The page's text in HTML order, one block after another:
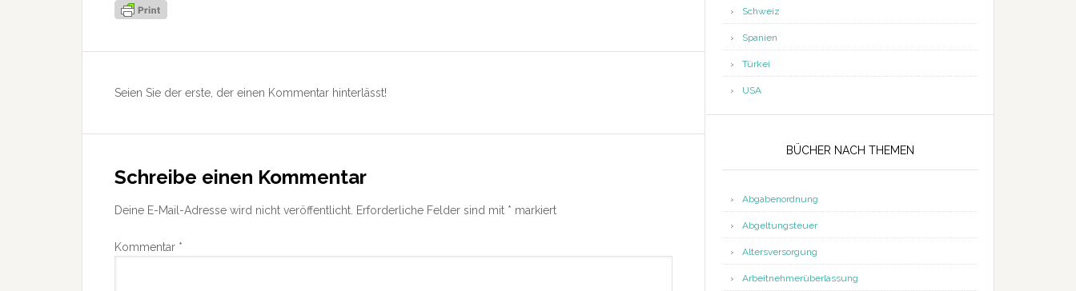
Interaktionen
Seien Sie der erste, der einen Kommentar hinterlässt!
Schreibe einen Kommentar
Deine E-Mail-Adresse wird nicht veröffentlicht. Erforderliche Felder sind mit * markiert
Kommentar *
Schweiz
Spanien
Türkei
USA
BÜCHER NACH THEMEN
Abgabenordnung
Abgeltungsteuer
Altersversorgung
Arbeitnehmerüberlassung